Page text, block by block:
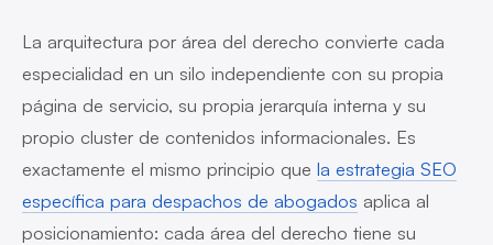
La arquitectura por área del derecho convierte cada
especialidad en un silo independiente con su propia
página de servicio, su propia jerarquía interna y su
propio cluster de contenidos informacionales. Es
exactamente el mismo principio que la estrategia SEO
específica para despachos de abogados aplica al
posicionamiento: cada área del derecho tiene su